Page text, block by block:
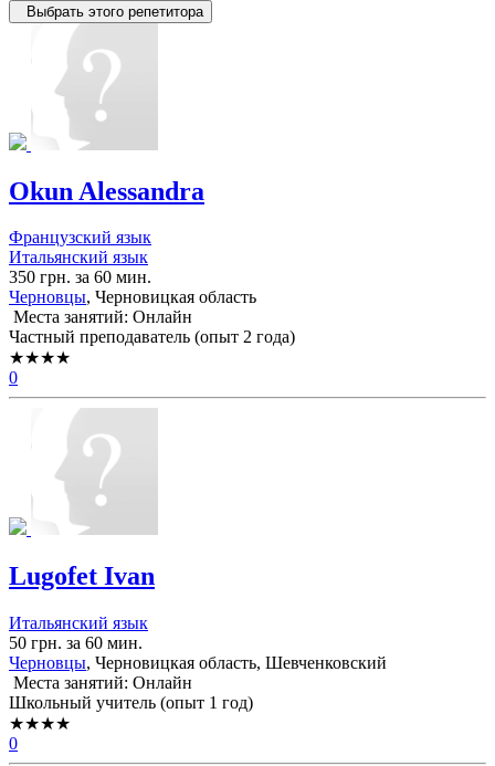
Выбрать этого репетитора
Okun Alessandra
Французский язык
Итальянский язык
350 грн. за 60 мин.
Черновцы, Черновицкая область
Места занятий: Онлайн
Частный преподаватель (опыт 2 года)
★★★★
0
Lugofet Ivan
Итальянский язык
50 грн. за 60 мин.
Черновцы, Черновицкая область, Шевченковский
Места занятий: Онлайн
Школьный учитель (опыт 1 год)
★★★★
0